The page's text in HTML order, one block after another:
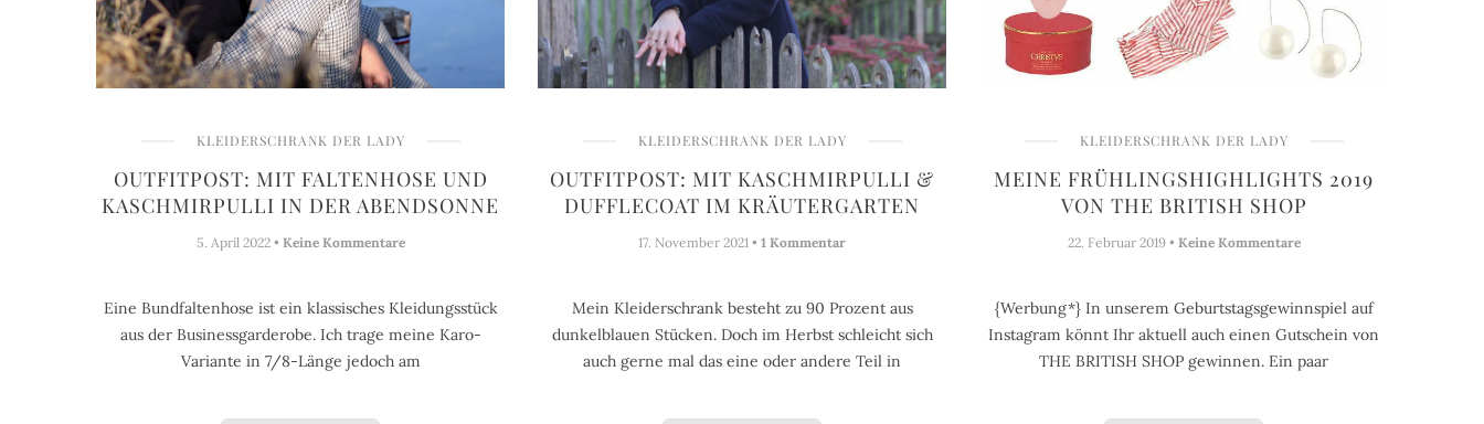
KLEIDERSCHRANK DER LADY
OUTFITPOST: MIT FALTENHOSE UND
KASCHMIRPULLI IN DER ABENDSONNE
5. April 2022 • Keine Kommentare
Eine Bundfaltenhose ist ein klassisches Kleidungsstück
aus der Businessgarderobe. Ich trage meine Karo-
Variante in 7/8-Länge jedoch am
KLEIDERSCHRANK DER LADY
OUTFITPOST: MIT KASCHMIRPULLI &
DUFFLECOAT IM KRÄUTERGARTEN
17. November 2021 • 1 Kommentar
Mein Kleiderschrank besteht zu 90 Prozent aus
dunkelblauen Stücken. Doch im Herbst schleicht sich
auch gerne mal das eine oder andere Teil in
KLEIDERSCHRANK DER LADY
MEINE FRÜHLINGSHIGHLIGHTS 2019
VON THE BRITISH SHOP
22. Februar 2019 • Keine Kommentare
{Werbung*} In unserem Geburtstagsgewinnspiel auf
Instagram könnt Ihr aktuell auch einen Gutschein von
THE BRITISH SHOP gewinnen. Ein paar